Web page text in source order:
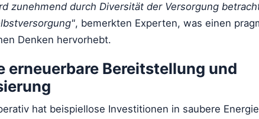
zunehmend durch Diversität der Versorgung
, bemerkten Experten, was einen
Denken hervorhebt.
erneuerbare Bereitstellung und
hat beispiellose Investitionen in saubere